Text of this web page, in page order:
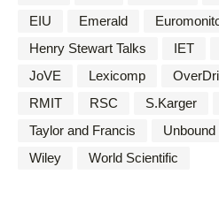
EIU
Emerald
Henry Stewart Talks
IET
JoVE
Lexicomp
RMIT
RSC S.Karger
Taylor and Francis
Wiley
World Scientific